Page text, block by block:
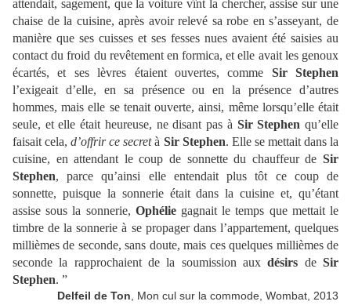
attendait, sagement, que la voiture vînt la chercher, assise sur une
chaise de la cuisine, après avoir relevé sa robe en s’asseyant, de
manière que ses cuisses et ses fesses nues avaient été saisies au
contact du froid du revêtement en formica, et elle avait les genoux
écartés, et ses lèvres étaient ouvertes, comme Sir Stephen
l’exigeait d’elle, en sa présence ou en la présence d’autres
hommes, mais elle se tenait ouverte, ainsi, même lorsqu’elle était
seule, et elle était heureuse, ne disant pas à Sir Stephen qu’elle
faisait cela,d’offrir ce secretà Sir Stephen. Elle se mettait dans la
cuisine, en attendant le coup de sonnette du chauffeur de Sir
Stephen, parce qu’ainsi elle entendait plus tôt ce coup de
sonnette, puisque la sonnerie était dans la cuisine et, qu’étant
assise sous la sonnerie, Ophéliegagnait le temps que mettait le
timbre de la sonnerie à se propager dans l’appartement, quelques
millièmes de seconde, sans doute, mais ces quelques millièmes de
seconde la rapprochaient de la soumission auxdésirs deSir
Stephen. ”
Delfeil de Ton , Mon cul sur la commode, Wombat, 2013